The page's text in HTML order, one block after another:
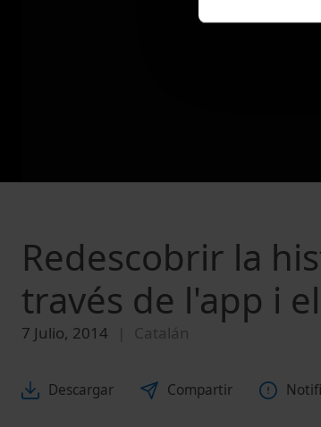
Redescobrir la
través de l'app i
7 Julio, 2014 Catalán
Descargar Compartir